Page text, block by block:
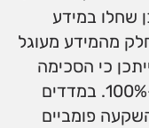
שחלו במידע
מהמידע מעוגל
כי הסכימה
של סוג מידע מסוים לא תסתכם ב-100%. במדדים
פומביים